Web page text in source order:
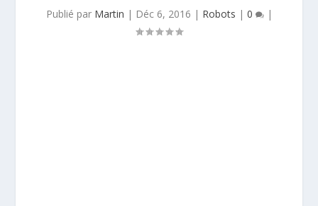
Publié par Martin | Déc 6, 2016 | Robots | 0 |